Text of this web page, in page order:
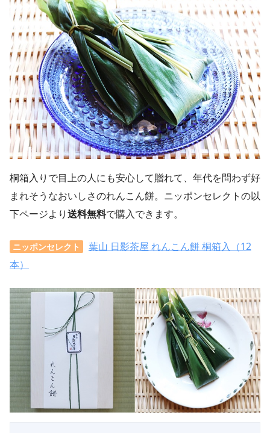
桐箱入りで目上の人にも安心して贈れて、年代を問わず好
まれそうなおいしさのれんこん餅。ニッポンセレクトの以
下ページより送料無料で購入できます。
ニッポンセレクト
葉山 日影茶屋 れんこん餅 桐箱入（12
本）